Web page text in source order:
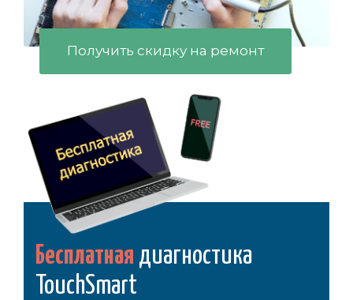
Получить скидку на ремонт
Бесплатная диагностика
TouchSmart